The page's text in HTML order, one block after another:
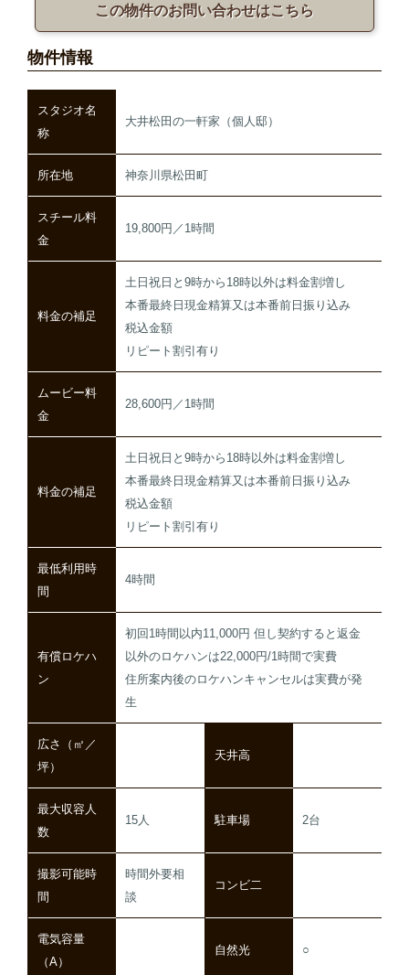
この物件のお問い合わせはこちら
物件情報
スタジオ名
称
大井松田の一軒家（個人邸）
所在地 神奈川県松田町
スチール料
金
19,800円／1時間
料金の補足
土日祝日と9時から18時以外は料金割増し
本番最終日現金精算又は本番前日振り込み
税込金額
リピート割引有り
ムービー料
金
28,600円／1時間
料金の補足
土日祝日と9時から18時以外は料金割増し
本番最終日現金精算又は本番前日振り込み
税込金額
リピート割引有り
最低利用時
間
4時間
有償ロケハ
ン
初回1時間以内11,000円 但し契約すると返金
以外のロケハンは22,000円/1時間で実費
住所案内後のロケハンキャンセルは実費が発
生
広さ（㎡／
坪）
天井高
最大収容人
数
15人 駐車場 2台
撮影可能時
間
時間外要相
談
コンビ二
電気容量
（A）
自然光 ○